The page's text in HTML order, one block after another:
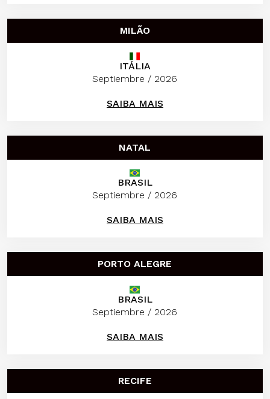
MILÃO
ITÁLIA
Septiembre / 2026
SAIBA MAIS
NATAL
BRASIL
Septiembre / 2026
SAIBA MAIS
PORTO ALEGRE
BRASIL
Septiembre / 2026
SAIBA MAIS
RECIFE